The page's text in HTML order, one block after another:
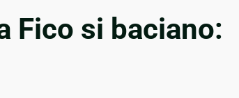
Fico si baciano: